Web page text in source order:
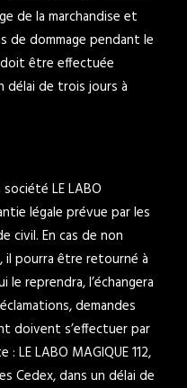
de la marchandise et
de dommage pendant le
être effectuée
délai de trois jours à
LE LABO
légale prévue par les
civil. En cas de non
pourra être retourné à
le reprendra, l’échangera
demandes
doivent s’effectuer par
LE LABO MAGIQUE 112,
Cedex, dans un délai de